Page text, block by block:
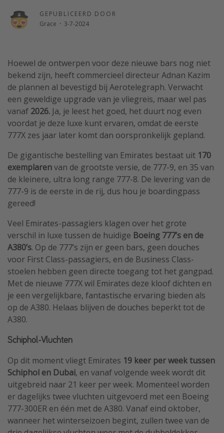
Zonvakanties
Rondreizen
Meer onderwerpen
Reisblog
Reiskalender
25 beste pretparken
Beste keukens ter wereld
Center Parcs
Disneyland Parijs
Strandvakantie in Italië
Strandvakantie in Nederland
All inclusive vakantie in Griekenland
GEPUBLICEERD DOOR
Grace · 3-7-2024
Hoewel de ontwerpen voor deze nieuwe bars nog niet
bekend zijn, heeft commercieel directeur Adnan Kazim
de plannen al bevestigd bij Aerotelegraph. Verwacht
een geweldige upgrade van je vliegreis, maar wel pas
vanaf 2026. Ja, je leest het goed, het duurt nog even
voordat je deze luxe kunt ervaren, omdat de eerste
777X zes jaar later komt dan oorspronkelijk gepland.
De gigantische bestelling van Emirates bestaat uit 170
exemplarenvan de grootste versie, de 777-9, en 35 van
de kleinere, ultra long range 777-8. De levering van de
777-9 is de eerste in de rij, dus hou je boardingpass
gereed!
Veel Emirates-passagiers klagen over het grote
verschil in luxe tussen de huidige Boeing 777’s en de
A380’s. Op de 777’s zijn er geen bars, geen douches
voor First Class-passagiers, en de Business Class-
stoelen hebben geen directe toegang tot het gangpad.
Met de nieuwe 777X wil Emirates deze kloof dichten en
je een vergelijkbare, fantastische ervaring bieden als
op de A380. Helaas blijven de douches beperkt tot de
A380.
Schiphol-Vluchten
Op dit moment vliegt Emirates 19 keer per week tussen
Schiphol en Dubai, en vanaf volgende week wordt dit
uitgebreid naar 21 keer per week. Momenteel worden
er dagelijks twee vluchten uitgevoerd met een Boeing
777-300ER en één met de A380. Vanaf eind oktober,
wanneer het winterseizoen begint, zullen twee van de